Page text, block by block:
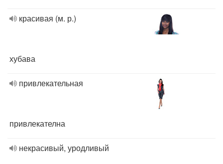
красивая (м. р.)
хубава
привлекательная
привлекателна
некрасивый, уродливый